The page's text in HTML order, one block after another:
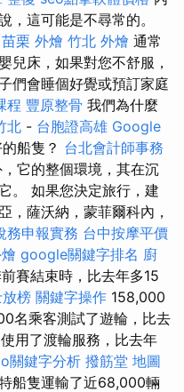
，這可能是不尋常的。
苗栗 外燴 竹北 外燴 通常
兒床，如果對您不舒服，
們會睡個好覺或預訂家庭
程 豐原整骨 我們為什麼
北 - 台胞證高雄 Google
船隻？ 台北會計師事務
它的整個環境，其在沉
。 如果您決定旅行，建
，薩沃納，蒙菲爾科內，
務申報實務 台中按摩平價
google關鍵字排名 廚
賽結束時，比去年多15
榜 關鍵字操作 158,000
名乘客測試了遊輪，比去
用了渡輪服務，比去年
關鍵字分析 撥筋堂 地圖
船隻運輸了近68,000輛